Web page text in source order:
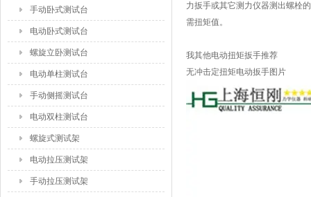
手动卧式测试台
电动卧式测试台
螺旋立卧测试台
电动单柱测试台
手动侧摇测试台
电动双柱测试台
螺旋式测试架
电动拉压测试架
手动拉压测试架
力扳手或其它测力仪器测出螺栓
需扭矩值。
我其他电动扭矩扳手推荐
无冲击定扭矩电动扳手图片